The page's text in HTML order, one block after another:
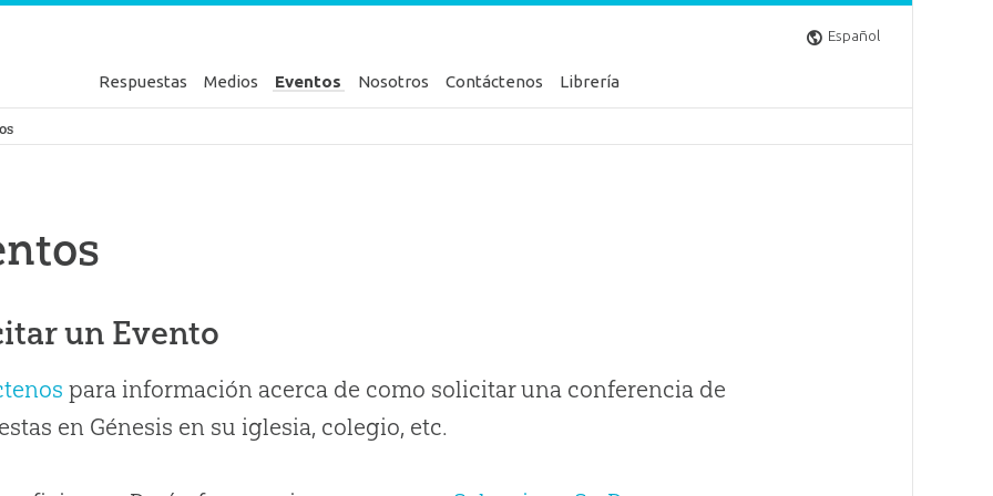
Español
Respuestas Medios Eventos Nosotros Contáctenos Librería
Génesis
un Evento
para información acerca de como solicitar una conferencia de
en Génesis en su iglesia, colegio, etc.